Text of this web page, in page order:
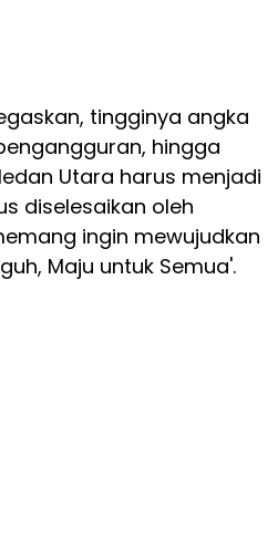
tingginya angka
hingga
Utara harus menjadi
diselesaikan oleh
ingin mewujudkan
Maju untuk Semua'.